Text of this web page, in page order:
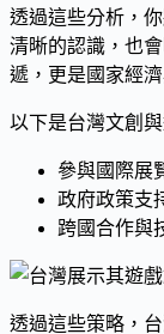
透過這些分析，
清晰的認識，也
遞，更是國家經
以下是台灣文創
參與國際展
政府政策支
跨國合作與
透過這些策略，